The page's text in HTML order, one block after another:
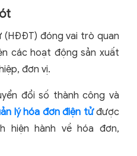
(HĐĐT) đóng vai trò quan
các hoạt động sản xuất
đơn vị.
đổi số thành công và
lý hóa đơn điện tửđược
hiện hành về hóa đơn,